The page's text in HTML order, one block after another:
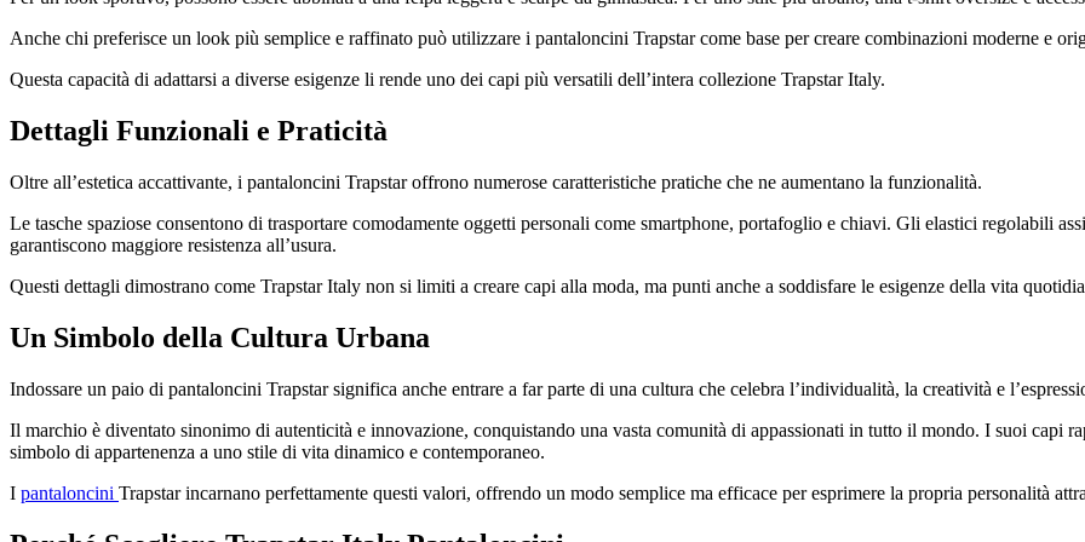
Anche chi preferisce un look più semplice e raffinato può utilizzare i pantaloncini Trapstar come base per creare combinazioni moderne e
Questa capacità di adattarsi a diverse esigenze li rende uno dei capi più versatili dell’intera collezione Trapstar Italy.
Dettagli Funzionali e Praticità
Oltre all’estetica accattivante, i pantaloncini Trapstar offrono numerose caratteristiche pratiche che ne aumentano la funzionalità.
Le tasche spaziose consentono di trasportare comodamente oggetti personali come smartphone, portafoglio e chiavi. Gli elastici regolabili
garantiscono maggiore resistenza all’usura.
Questi dettagli dimostrano come Trapstar Italy non si limiti a creare capi alla moda, ma punti anche a soddisfare le esigenze della vita
Un Simbolo della Cultura Urbana
Indossare un paio di pantaloncini Trapstar significa anche entrare a far parte di una cultura che celebra l’individualità, la creatività e
Il marchio è diventato sinonimo di autenticità e innovazione, conquistando una vasta comunità di appassionati in tutto il mondo. I suoi capi
simbolo di appartenenza a uno stile di vita dinamico e contemporaneo.
I pantaloncini Trapstar incarnano perfettamente questi valori, offrendo un modo semplice ma efficace per esprimere la propria personalità